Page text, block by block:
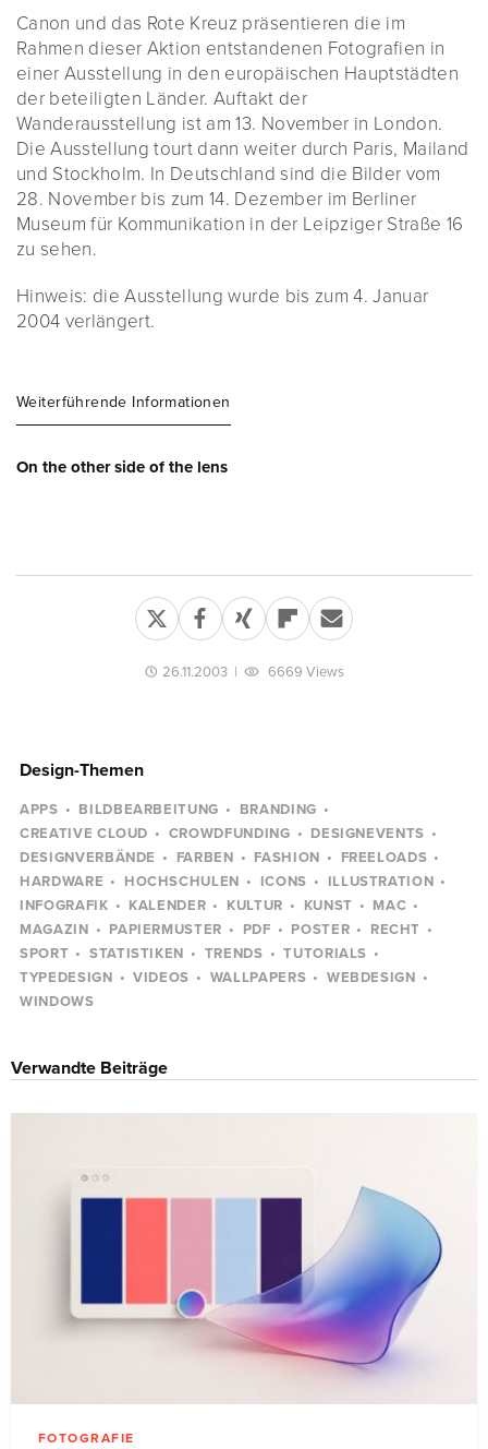
Canon und das Rote Kreuz präsentieren die im
Rahmen dieser Aktion entstandenen Fotografien in
einer Ausstellung in den europäischen Hauptstädten
der beteiligten Länder. Auftakt der
Wanderausstellung ist am 13. November in London.
Die Ausstellung tourt dann weiter durch Paris, Mailand
und Stockholm. In Deutschland sind die Bilder vom
28. November bis zum 14. Dezember im Berliner
Museum für Kommunikation in der Leipziger Straße 16
zu sehen.
Hinweis: die Ausstellung wurde bis zum 4. Januar
2004 verlängert.
Weiterführende Informationen
On the other side of the lens
26.11.2003 | 6669 Views
Design-Themen
APPS BILDBEARBEITUNG
BRANDING
CREATIVE CLOUD
CROWDFUNDING
DESIGNEVENTS
DESIGNVERBÄNDE
FARBEN FASHION
FREELOADS
HARDWARE
HOCHSCHULEN ICONS
ILLUSTRATION
INFOGRAFIK
KALENDER KULTUR KUNST
MAC
MAGAZIN
PAPIERMUSTER PDF POSTER
RECHT
SPORT
STATISTIKEN TRENDS
TUTORIALS
TYPEDESIGN
VIDEOS WALLPAPERS
WEBDESIGN
WINDOWS
Verwandte Beiträge
FOTOGRAFIE